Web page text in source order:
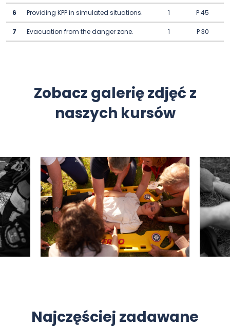
6 Providing KPP in simulated situations. 1 P 45
7 Evacuation from the danger zone. 1 P 30
Zobacz galerię zdjęć z
naszych kursów
Najczęściej zadawane